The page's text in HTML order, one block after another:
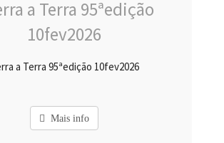
a Terra 95ªedição 10fev2026
Mais info